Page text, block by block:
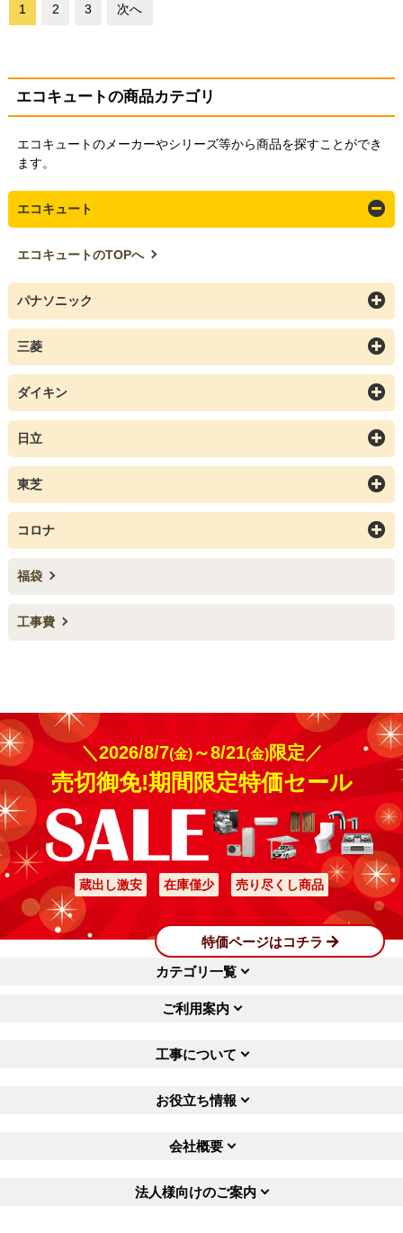
1 2 3 次へ
エコキュートの商品カテゴリ
エコキュートのメーカーやシリーズ等から商品を探すことができ
ます。
エコキュート
エコキュートのTOPへ
パナソニック
三菱
ダイキン
日立
東芝
コロナ
福袋
工事費
＼2026/8/7(金)～8/21(金)限定／
売切御免!期間限定特価セール
蔵出し激安 在庫僅少 売り尽くし商品
特価ページはコチラ
カテゴリ一覧
ご利用案内
工事について
お役立ち情報
会社概要
法人様向けのご案内